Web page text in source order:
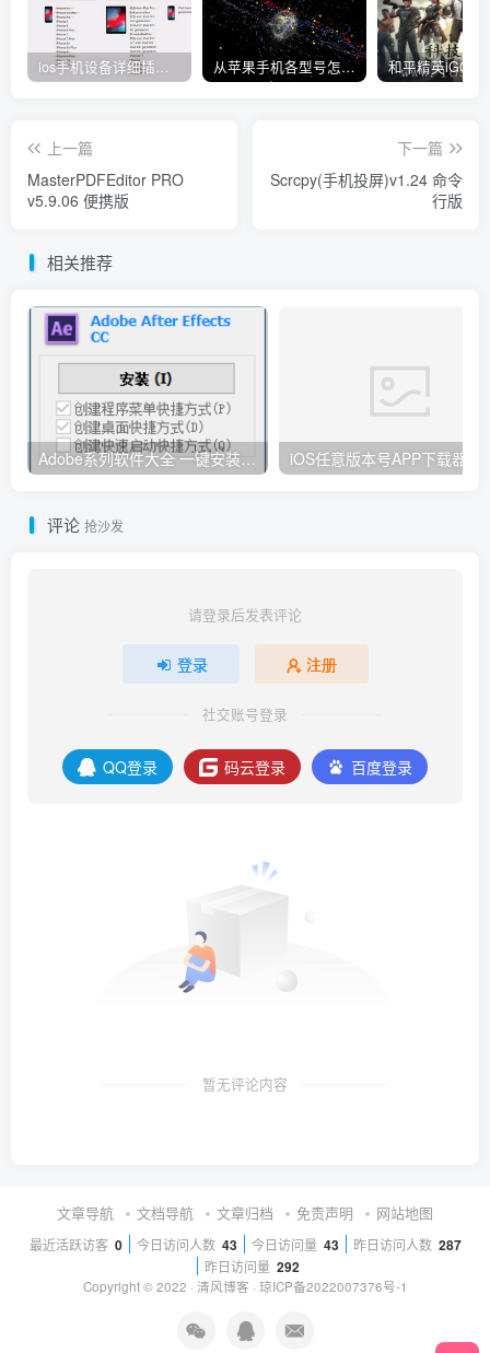
ios手机设备详细插件平刷教程 从苹果手机各型号怎么越狱到怎么开科技完整教程
上一篇
MasterPDFEditor PRO
v5.9.06 便携版
下一篇
Scrcpy(手机投屏)v1.24 命令
行版
相关推荐
Adobe系列软件大全 一键安装版 By：Ansifa iOS任意版本号APP下载器
评论 抢沙发
请登录后发表评论
登录 注册
社交账号登录
QQ登录 码云登录 百度登录
暂无评论内容
文章导航 文档导航 文章归档 免责声明 网站地图
最近活跃访客 0 今日访问人数 43 今日访问量 43 昨日访问人数 287
昨日访问量 292
Copyright © 2022 · 清风博客 · 琼ICP备2022007376号-1